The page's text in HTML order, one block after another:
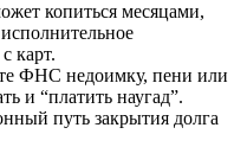
копиться месяцами,
карт.
ФНС недоимку, пени или
и “платить наугад”.
путь закрытия долга